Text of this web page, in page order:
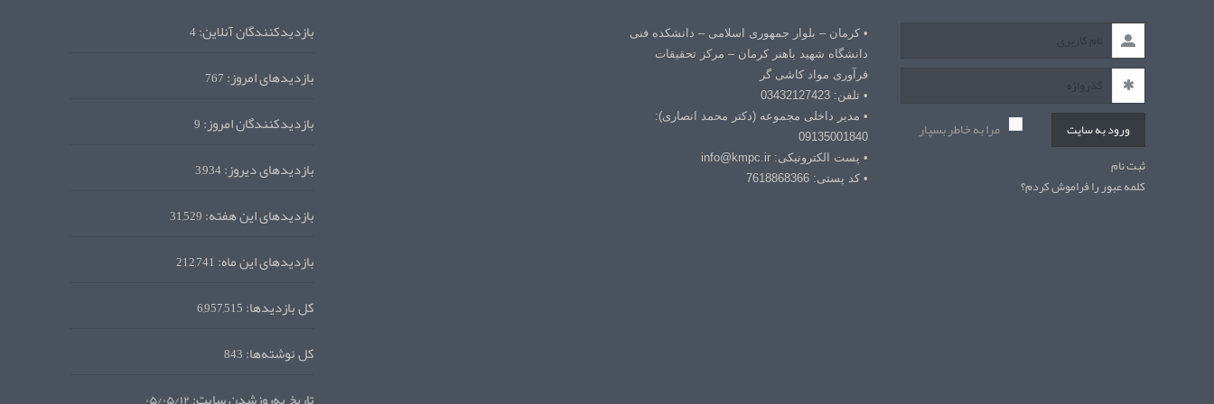
ورود به سایت مرا به خاطر بسپار
ثبت نام
کلمه عبور را فراموش کردم؟
• کرمان – بلوار جمهوری اسلامی – دانشکده فنی
دانشگاه شهید باهنر کرمان – مرکز تحقیقات
فرآوری مواد کاشی گر
• تلفن: 03432127423
• مدیر داخلی مجموعه (دکتر محمد انصاری):
09135001840
• پست الکترونیکی: info@kmpc.ir
• کد پستی: 7618868366
بازدیدکنندگان آنلاین:4
بازدیدهای امروز:767
بازدیدکنندگان امروز:9
بازدیدهای دیروز:3,934
بازدیدهای این هفته:31,529
بازدیدهای این ماه:212,741
کل بازدیدها:6,957,515
کل نوشته‌ها:843